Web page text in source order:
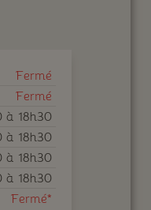
Fermé
Fermé
à 18h30
à 18h30
à 18h30
à 18h30
Fermé*